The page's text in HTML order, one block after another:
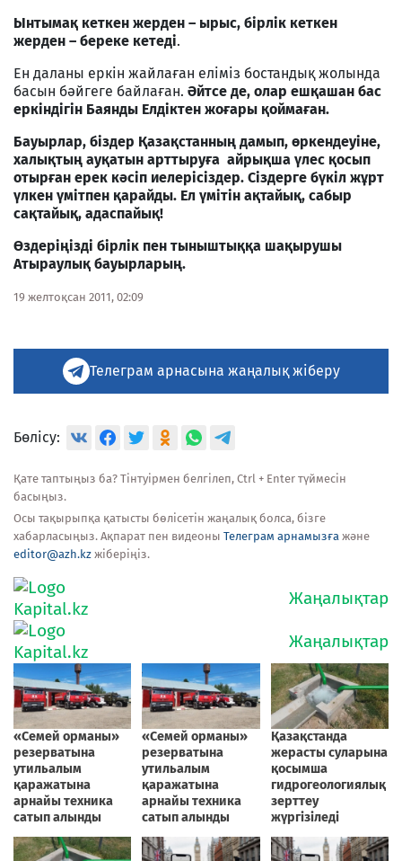
Ынтымақ кеткен жерден – ырыс, бірлік кеткен
жерден – береке кетеді.
Ен даланы еркін жайлаған еліміз бостандық жолында
басын бәйгеге байлаған. Әйтсе де, олар ешқашан бас
еркіндігін Баянды Елдіктен жоғары қоймаған.
Бауырлар, біздер Қазақстанның дамып, өркендеуіне,
халықтың ауқатын арттыруға айрықша үлес қосып
отырған ерек кәсіп иелерісіздер. Сіздерге бүкіл жұрт
үлкен үмітпен қарайды. Ел үмітін ақтайық, сабыр
сақтайық, адаспайық!
Өздеріңізді бірлік пен тыныштыққа шақырушы
Атыраулық бауырларың.
19 желтоқсан 2011, 02:09
Телеграм арнасына жаңалық жіберу
Бөлісу:
Қате таптыңыз ба? Тінтуірмен белгілеп, Ctrl + Enter түймесін
басыңыз.
Осы тақырыпқа қатысты бөлісетін жаңалық болса, бізге
хабарласыңыз. Ақпарат пен видеоны Телеграм арнамызға және
editor@azh.kz жіберіңіз.